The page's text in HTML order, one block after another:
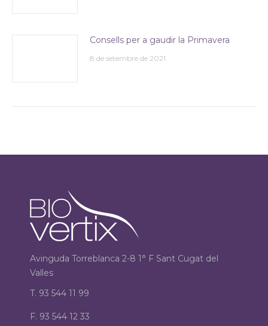
Consells per a gaudir la Primavera
8 de setembre de 2021
Avinguda Torreblanca 2-8 1° F Sant Cugat del
Valles
T. 93 544 11 99
F. 93 544 12 33